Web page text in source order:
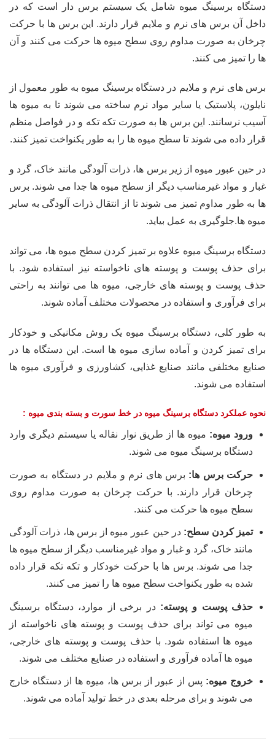
دستگاه برسینگ میوه شامل یک سیستم برس دار است که در
داخل آن برس های نرم و ملایم قرار دارند. این برس ها با حرکت
چرخان به صورت مداوم روی سطح میوه ها حرکت می کنند و آن
ها را تمیز می کنند.
برس های نرم و ملایم در دستگاه برسینگ میوه به طور معمول از
نایلون، پلاستیک یا سایر مواد نرم ساخته می شوند تا به میوه ها
آسیب نرسانند. این برس ها به صورت تکه تکه و در فواصل منظم
قرار داده می شوند تا سطح میوه ها را به طور یکنواخت تمیز کنند.
در حین عبور میوه از زیر برس ها، ذرات آلودگی مانند خاک، گرد و
غبار و مواد غیرمناسب دیگر از سطح میوه ها جدا می شوند. برس
ها به طور مداوم تمیز می شوند تا از انتقال ذرات آلودگی به سایر
میوه ها.جلوگیری به عمل بیاید.
دستگاه برسینگ میوه علاوه بر تمیز کردن سطح میوه ها، می تواند
برای حذف پوست و پوسته های ناخواسته نیز استفاده شود. با
حذف پوست و پوسته های خارجی، میوه ها می توانند به راحتی
برای فرآوری و استفاده در محصولات مختلف آماده شوند.
به طور کلی، دستگاه برسینگ میوه یک روش مکانیکی و خودکار
برای تمیز کردن و آماده سازی میوه ها است. این دستگاه ها در
صنایع مختلفی مانند صنایع غذایی، کشاورزی و فرآوری میوه ها
استفاده می شوند.
نحوه عملکرد دستگاه برسینگ میوه در خط سورت و بسته بندی میوه :
ورود میوه: میوه ها از طریق نوار نقاله یا سیستم دیگری وارد
دستگاه برسینگ میوه می شوند.
حرکت برس ها: برس های نرم و ملایم در دستگاه به صورت
چرخان قرار دارند. با حرکت چرخان به صورت مداوم روی
سطح میوه ها حرکت می کنند.
تمیز کردن سطح: در حین عبور میوه از برس ها، ذرات آلودگی
مانند خاک، گرد و غبار و مواد غیرمناسب دیگر از سطح میوه ها
جدا می شوند. برس ها با حرکت خودکار و تکه تکه قرار داده
شده به طور یکنواخت سطح میوه ها را تمیز می کنند.
حذف پوست و پوسته: در برخی از موارد، دستگاه برسینگ
میوه می تواند برای حذف پوست و پوسته های ناخواسته از
میوه ها استفاده شود. با حذف پوست و پوسته های خارجی،
میوه ها آماده فرآوری و استفاده در صنایع مختلف می شوند.
خروج میوه: پس از عبور از برس ها، میوه ها از دستگاه خارج
می شوند و برای مرحله بعدی در خط تولید آماده می شوند.